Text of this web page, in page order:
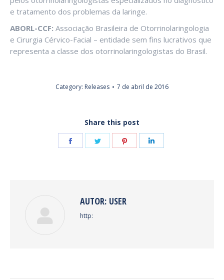
e tratamento dos problemas da laringe.
ABORL-CCF: Associação Brasileira de Otorrinolaringologia
e Cirurgia Cérvico-Facial – entidade sem fins lucrativos que
representa a classe dos otorrinolaringologistas do Brasil.
Category: Releases 7 de abril de 2016
Share this post
Share
Share
Share
AUTOR: USER
http: